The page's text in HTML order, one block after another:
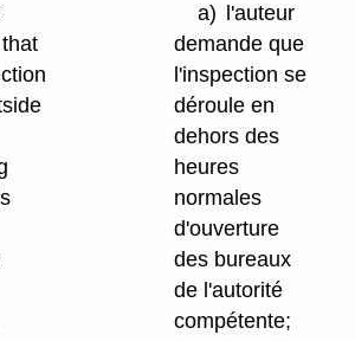
a)
l'auteur
demande que
l'inspection se
déroule en
dehors des
heures
normales
d'ouverture
des bureaux
de l'autorité
compétente;